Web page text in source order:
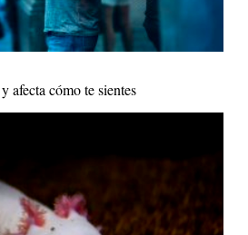
afecta cómo te sientes